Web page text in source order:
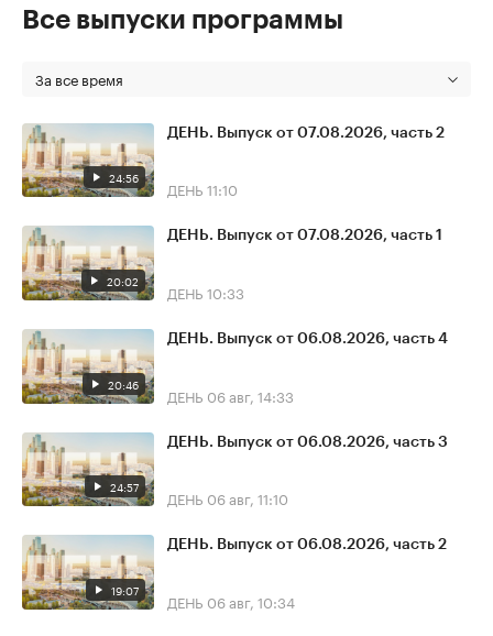
Все выпуски программы
За все время
24:56
ДЕНЬ. Выпуск от 07.08.2026, часть 2
ДЕНЬ 11:10
20:02
ДЕНЬ. Выпуск от 07.08.2026, часть 1
ДЕНЬ 10:33
20:46
ДЕНЬ. Выпуск от 06.08.2026, часть 4
ДЕНЬ 06 авг, 14:33
24:57
ДЕНЬ. Выпуск от 06.08.2026, часть 3
ДЕНЬ 06 авг, 11:10
19:07
ДЕНЬ. Выпуск от 06.08.2026, часть 2
ДЕНЬ 06 авг, 10:34